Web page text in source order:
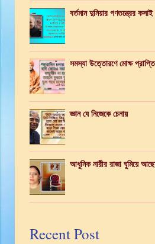
বর্তমান দুনিয়ার গণতন্ত্রের কসাই
সমস্যা উত্তোরণে মোক্ষ প্রাপ্তি
জ্ঞান যে নিজেকে চেনায়
আধুনিক নারীর রাজা ঘুমিয়ে
Recent Post